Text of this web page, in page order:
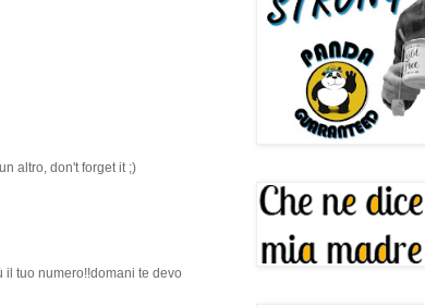
altro, don't forget it ;)
tuo numero!!domani te devo